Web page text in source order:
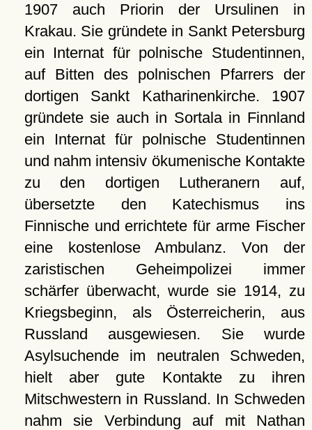
1907 auch Priorin der Ursulinen in
Krakau. Sie gründete in Sankt Petersburg
ein Internat für polnische Studentinnen,
auf Bitten des polnischen Pfarrers der
dortigen Sankt Katharinenkirche. 1907
gründete sie auch in Sortala in Finnland
ein Internat für polnische Studentinnen
und nahm intensiv ökumenische Kontakte
zu den dortigen Lutheranern auf,
übersetzte den Katechismus ins
Finnische und errichtete für arme Fischer
eine kostenlose Ambulanz. Von der
zaristischen Geheimpolizei immer
schärfer überwacht, wurde sie 1914, zu
Kriegsbeginn, als Österreicherin, aus
Russland ausgewiesen. Sie wurde
Asylsuchende im neutralen Schweden,
hielt aber gute Kontakte zu ihren
Mitschwestern in Russland. In Schweden
nahm sie Verbindung auf mit Nathan